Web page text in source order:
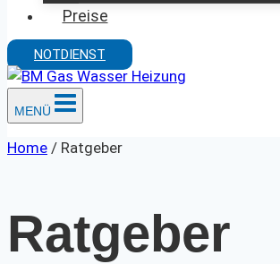
Preise
NOTDIENST
MENÜ
Home / Ratgeber
Ratgeber